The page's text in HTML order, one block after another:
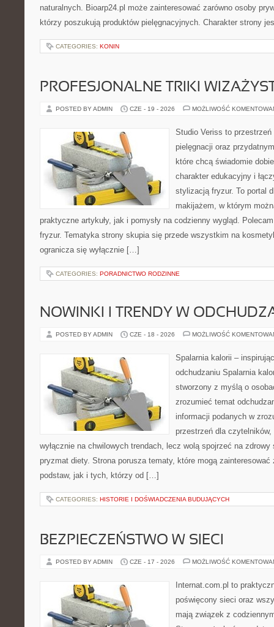
naturalnych. Bioarp24.pl może zainteresować zarówno osoby
którzy poszukują produktów pielęgnacyjnych. Charakter strony
CATEGORIES: KONIN
PROFESJONALNE TRIKI
POSTED BY ADMIN CZE - 19 - 2026 MOŻLIWOŚĆ
Studio Veriss to
pielęgnacji oraz
które chcą świadomie
charakter edukacyjny i
stylizacją fryzur. To portal
makijażem, w którym
praktyczne artykuły, jak i pomysły na codzienny wygląd.
fryzur. Tematyka strony skupia się przede wszystkim na
ogranicza się wyłącznie […]
CATEGORIES: PORADNICTWO RODZINNE
NOWINKI I TRENDY W
POSTED BY ADMIN CZE - 18 - 2026 MOŻLIWOŚĆ
Spalarnia kalorii –
odchudzaniu Spalarnia
stworzony z myślą o
zrozumieć temat
informacji podanych w
przestrzeń dla
wyłącznie na chwilowych trendach, lecz wolą spojrzeć na
pryzmat diety. Strona porusza tematy, które mogą
podstaw, jak i tych, którzy od […]
CATEGORIES: HISTORIE I DOŚWIADCZENIA BUDUJĄCYCH
BEZPIECZEŃSTWO W SIECI
POSTED BY ADMIN CZE - 17 - 2026 MOŻLIWOŚĆ
Internat.com.pl to
poświęcony sieci oraz
mają związek z